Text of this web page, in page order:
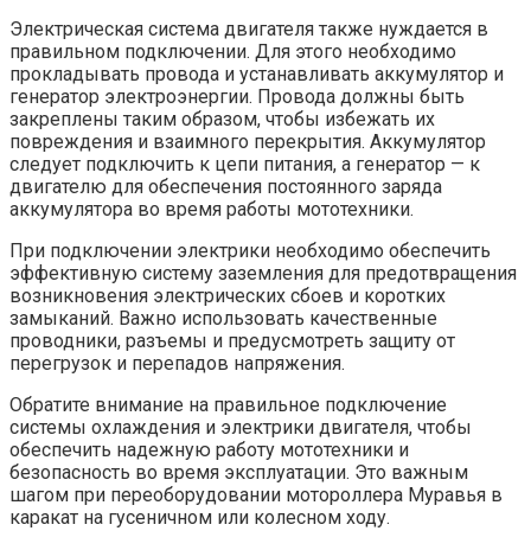
Электрическая система двигателя также нуждается в
правильном подключении. Для этого необходимо
прокладывать провода и устанавливать аккумулятор и
генератор электроэнергии. Провода должны быть
закреплены таким образом, чтобы избежать их
повреждения и взаимного перекрытия. Аккумулятор
следует подключить к цепи питания, а генератор — к
двигателю для обеспечения постоянного заряда
аккумулятора во время работы мототехники.
При подключении электрики необходимо обеспечить
эффективную систему заземления для предотвращения
возникновения электрических сбоев и коротких
замыканий. Важно использовать качественные
проводники, разъемы и предусмотреть защиту от
перегрузок и перепадов напряжения.
Обратите внимание на правильное подключение
системы охлаждения и электрики двигателя, чтобы
обеспечить надежную работу мототехники и
безопасность во время эксплуатации. Это важным
шагом при переоборудовании мотороллера Муравья в
каракат на гусеничном или колесном ходу.